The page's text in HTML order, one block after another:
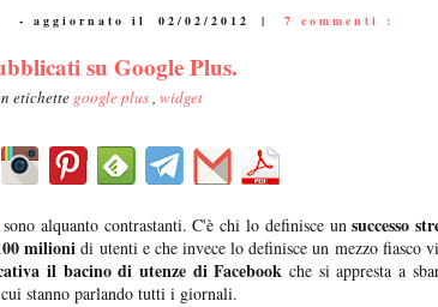
- aggiornato il 02/02/2012 | 7 commenti :
su Google Plus.
etichette google plus, widget
sono alquanto contrastanti. C'è chi lo definisce unsuccesso
milioni di utenti e che invece lo definisce un mezzo fiasco
il bacino di utenze di Facebook che si appresta a
stanno parlando tutti i giornali.